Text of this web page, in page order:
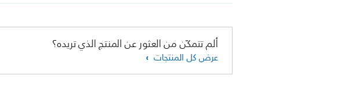
ألم تتمكّن من العثور عن المنتج الذي تريده؟
عرض كل المنتجات